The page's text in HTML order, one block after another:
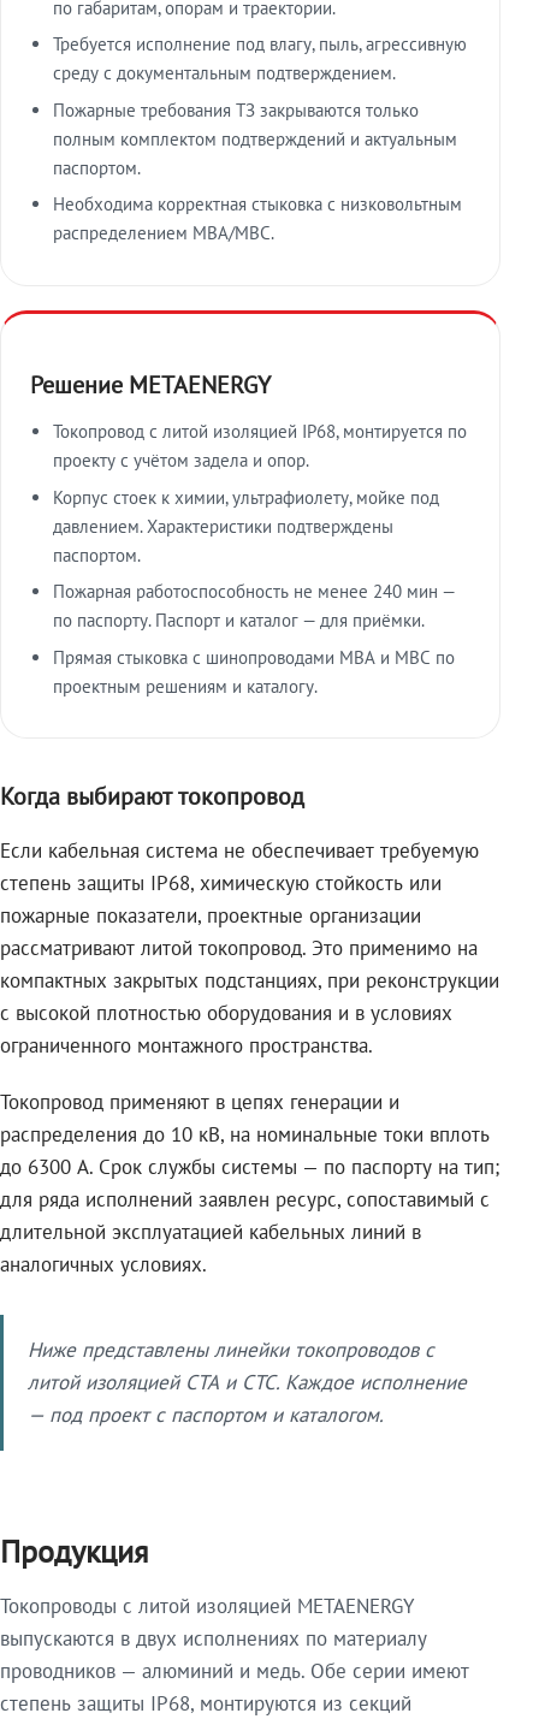
по габаритам, опорам и траектории.
Требуется исполнение под влагу, пыль, агрессивную
среду с документальным подтверждением.
Пожарные требования ТЗ закрываются только
полным комплектом подтверждений и актуальным
паспортом.
Необходима корректная стыковка с низковольтным
распределением МВА/МВС.
Решение METAENERGY
Токопровод с литой изоляцией IP68, монтируется по
проекту с учётом задела и опор.
Корпус стоек к химии, ультрафиолету, мойке под
давлением. Характеристики подтверждены
паспортом.
Пожарная работоспособность не менее 240 мин —
по паспорту. Паспорт и каталог — для приёмки.
Прямая стыковка с шинопроводами МВА и МВС по
проектным решениям и каталогу.
Когда выбирают токопровод
Если кабельная система не обеспечивает требуемую
степень защиты IP68, химическую стойкость или
пожарные показатели, проектные организации
рассматривают литой токопровод. Это применимо на
компактных закрытых подстанциях, при реконструкции
с высокой плотностью оборудования и в условиях
ограниченного монтажного пространства.
Токопровод применяют в цепях генерации и
распределения до 10 кВ, на номинальные токи вплоть
до 6300 А. Срок службы системы — по паспорту на тип;
для ряда исполнений заявлен ресурс, сопоставимый с
длительной эксплуатацией кабельных линий в
аналогичных условиях.
Ниже представлены линейки токопроводов с
литой изоляцией СТА и СТС. Каждое исполнение
— под проект с паспортом и каталогом.
Продукция
Токопроводы с литой изоляцией METAENERGY
выпускаются в двух исполнениях по материалу
проводников — алюминий и медь. Обе серии имеют
степень защиты IP68, монтируются из секций